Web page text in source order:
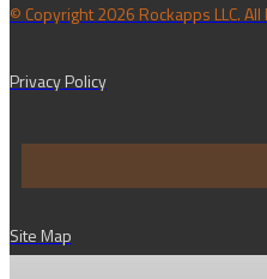
© Copyright 2026 Rockapps LLC.
Privacy Policy
Site Map